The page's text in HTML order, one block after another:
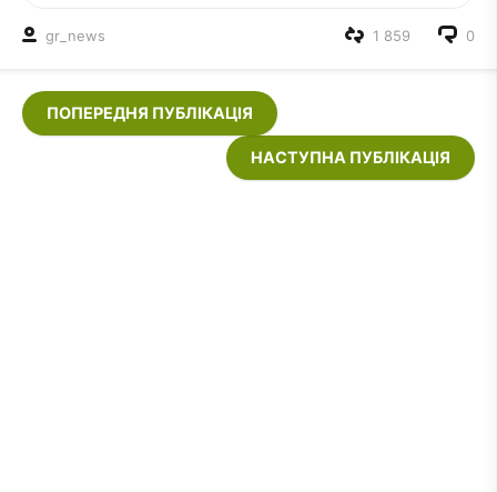
gr_news 0
1 859
ПОПЕРЕДНЯ ПУБЛІКАЦІЯ
НАСТУПНА ПУБЛІКАЦІЯ